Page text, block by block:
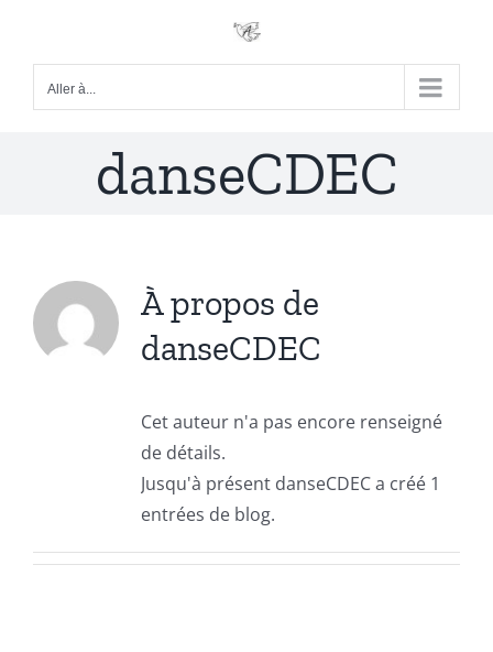
Aller à...
danseCDEC
À propos de
danseCDEC
Cet auteur n'a pas encore renseigné
de détails.
Jusqu'à présent danseCDEC a créé 1
entrées de blog.